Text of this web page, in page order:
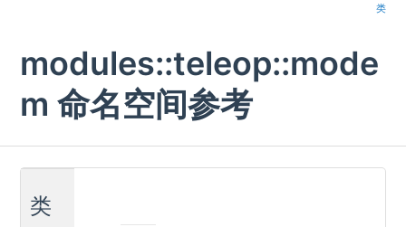
类
modules::teleop::mode
m 命名空间参考
类